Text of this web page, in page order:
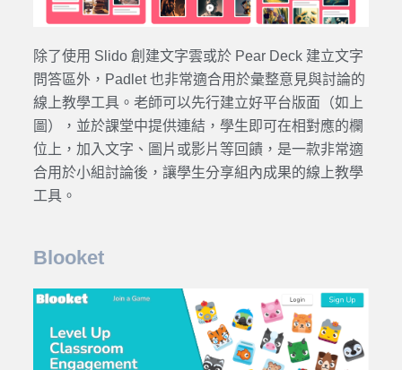
除了使用 Slido 創建文字雲或於 Pear Deck 建立文字
問答區外，Padlet 也非常適合用於彙整意見與討論的
線上教學工具。老師可以先行建立好平台版面（如上
圖），並於課堂中提供連結，學生即可在相對應的欄
位上，加入文字、圖片或影片等回饋，是一款非常適
合用於小組討論後，讓學生分享組內成果的線上教學
工具。
Blooket